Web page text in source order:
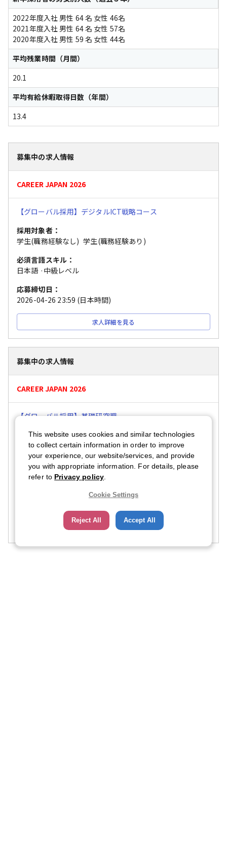
2022年度入社 男性 64 名 女性 46名
2021年度入社 男性 64 名 女性 57名
2020年度入社 男性 59 名 女性 44名
平均残業時間（月間）
20.1
平均有給休暇取得日数（年間）
13.4
募集中の求人情報
CAREER JAPAN 2026
【グローバル採用】デジタルICT戦略コース
採用対象者：
学生(職務経験なし) 学生(職務経験あり)
必須言語スキル：
日本語· 中級レベル
応募締切日：
2026-04-26 23:59 (日本時間)
求人詳細を見る
募集中の求人情報
CAREER JAPAN 2026
【グローバル採用】基礎研究職
採用対象者：
学生(職務経験なし) 学生(職務経験あり)
必須言語スキル：
日本語·中級レベル
求人詳細を見る
This website uses cookies and similar technologies
to collect certain information in order to improve
your experience, our website/services, and provide
you with appropriate information. For details, please
refer to Privacy policy
Cookie Settings
Reject All Accept All